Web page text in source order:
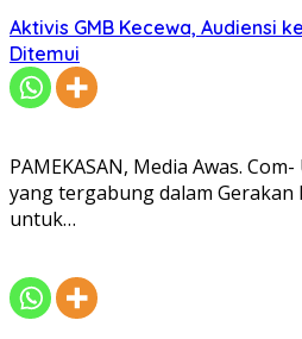
Aktivis GMB Kecewa, Audiensi
Ditemui
PAMEKASAN, Media Awas.
yang tergabung dalam Gerakan
untuk…